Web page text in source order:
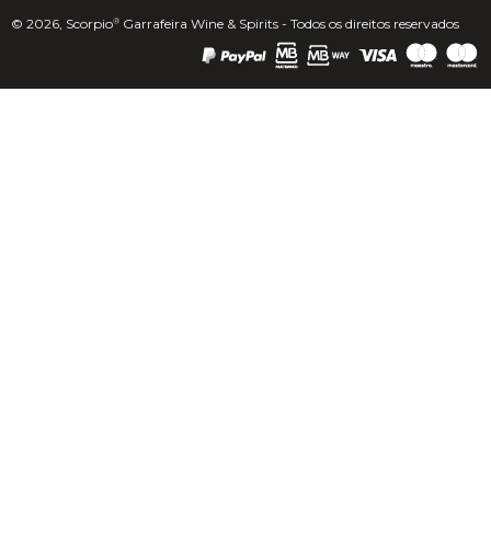
© 2026, Scorpio® Garrafeira Wine & Spirits - Todos os direitos reservados